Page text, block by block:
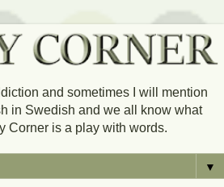
and sometimes I will mention
in Swedish and we all know what
Corner is a play with words.
▼